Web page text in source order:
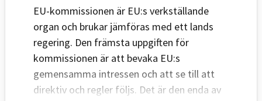
EU-kommissionen är EU:s verkställande
organ och brukar jämföras med ett lands
regering. Den främsta uppgiften för
kommissionen är att bevaka EU:s
gemensamma intressen och att se till att
direktiv och regler följs. Det är den enda av